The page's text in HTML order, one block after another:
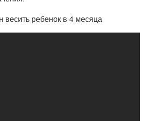
весить ребенок в 4 месяца